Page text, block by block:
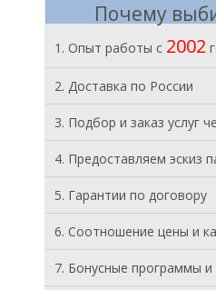
Почему
1. Опыт работы с 2002
2. Доставка по России
3. Подбор и заказ услуг
4. Предоставляем эскиз
5. Гарантии по договору
6. Соотношение цены и
7. Бонусные программы и